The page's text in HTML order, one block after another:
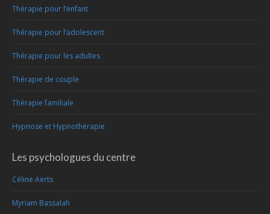
Thérapie pour l’enfant
Thérapie pour l’adolescent
Thérapie pour les adultes
Thérapie de couple
Thérapie familiale
Hypnose et Hypnothérapie
Les psychologues du centre
Céline Aerts
Myriam Bassalah